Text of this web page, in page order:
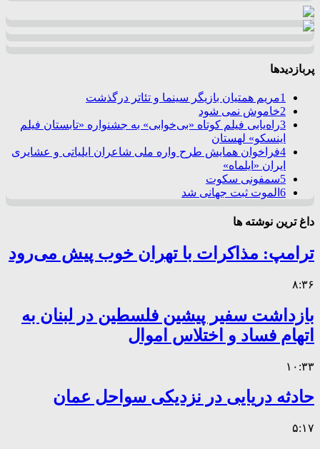
پربازدیدها
1مریم همتیان بازیگر سینما و تئاتر درگذشت
2خاموش نمی شود
3راه‌یابی فیلم کوتاه «بی‌خوابی» به جشنواره «تابستان فیلم
اینسکو» لهستان
4فراخوان همایش طرح واره ملی شاعران ایلیاتی و عشایری
ایران «ایلماه»
5سمفونی سکوت
6 الموت ثبت جهانی شد
داغ ترین نوشته ها
ترامپ: مذاکرات با تهران خوب پیش می‌رود
۸:۳۶
بازداشت سفیر پیشین فلسطین در لبنان به
اتهام فساد و اختلاس اموال
۱۰:۳۳
حادثه دریایی در نزدیکی سواحل عمان
۵:۱۷